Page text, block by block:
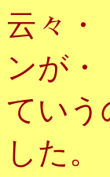
云々・
ンが
ていう
した。